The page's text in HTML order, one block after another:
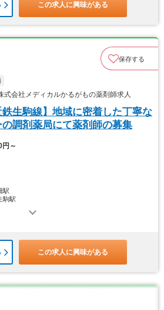
この求人に興味がある
保存する
会社メディカルかるがもの薬剤師求人
鉄生駒線】地域に密着した丁寧な
調剤薬局にて薬剤師の募集
円～
駅
駒駅
この求人に興味がある